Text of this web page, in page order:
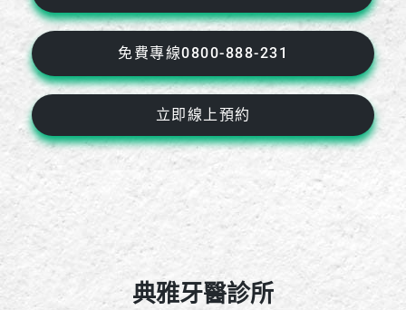
免費專線0800-888-231
立即線上預約
典雅牙醫診所